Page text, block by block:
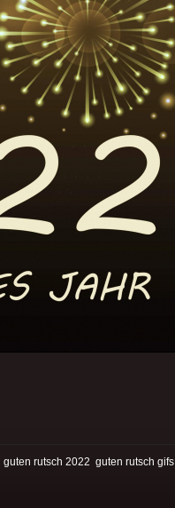
guten rutsch 2022 guten rutsch gifs